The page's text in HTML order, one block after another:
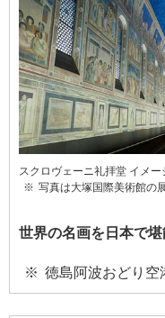
スクロヴェーニ礼拝堂 イメー
写真は大塚国際美術館の
世界の名画を日本で堪
徳島阿波おどり空